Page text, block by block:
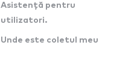
Asistență pentru
utilizatori.
Unde este coletul meu